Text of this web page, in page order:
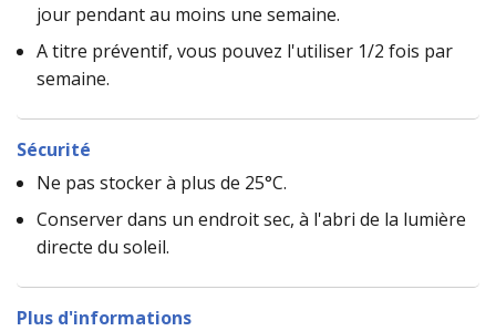
jour pendant au moins une semaine.
A titre préventif, vous pouvez l'utiliser 1/2 fois par
semaine.
Sécurité
Ne pas stocker à plus de 25°C.
Conserver dans un endroit sec, à l'abri de la lumière
directe du soleil.
Plus d'informations